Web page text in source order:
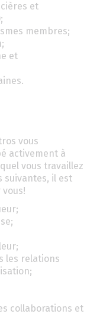
et
membres;
et
vous
activement à
vous travaillez
suivantes, il est
les relations
collaborations et